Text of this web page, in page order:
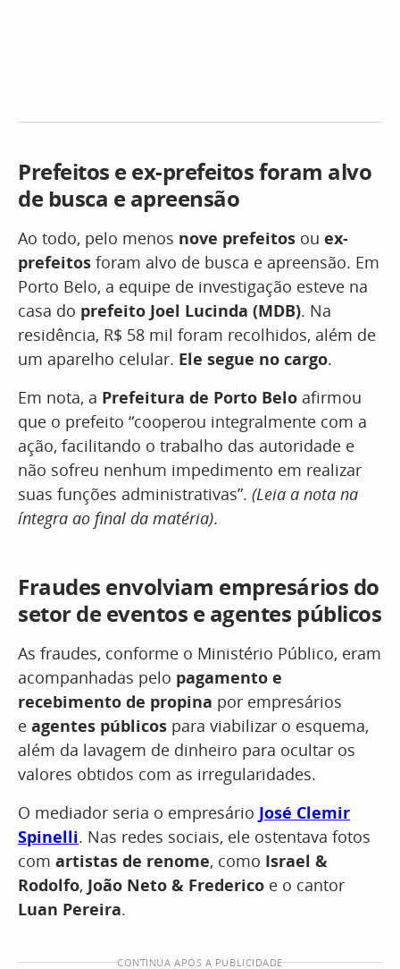
Prefeitos e ex-prefeitos foram alvo
de busca e apreensão
Ao todo, pelo menos nove prefeitos ou ex-
prefeitos foram alvo de busca e apreensão. Em
Porto Belo, a equipe de investigação esteve na
casa do prefeito Joel Lucinda (MDB). Na
residência, R$ 58 mil foram recolhidos, além de
um aparelho celular. Ele segue no cargo.
Em nota, a Prefeitura de Porto Belo afirmou
que o prefeito “cooperou integralmente com a
ação, facilitando o trabalho das autoridade e
não sofreu nenhum impedimento em realizar
suas funções administrativas”. (Leia a nota na
íntegra ao final da matéria).
Fraudes envolviam empresários do
setor de eventos e agentes públicos
As fraudes, conforme o Ministério Público, eram
acompanhadas pelo pagamento e
recebimento de propina por empresários
e agentes públicos para viabilizar o esquema,
além da lavagem de dinheiro para ocultar os
valores obtidos com as irregularidades.
O mediador seria o empresário José Clemir
Spinelli. Nas redes sociais, ele ostentava fotos
com artistas de renome, como Israel &
Rodolfo, João Neto & Frederico e o cantor
Luan Pereira.
CONTINUA APÓS A PUBLICIDADE